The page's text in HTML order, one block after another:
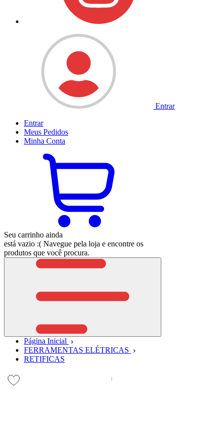
Entrar
Entrar
Meus Pedidos
Minha Conta
Seu carrinho ainda
está vazio :( Navegue pela loja e encontre os
produtos que você procura.
Página Inicial
FERRAMENTAS ELÉTRICAS
RETIFICAS